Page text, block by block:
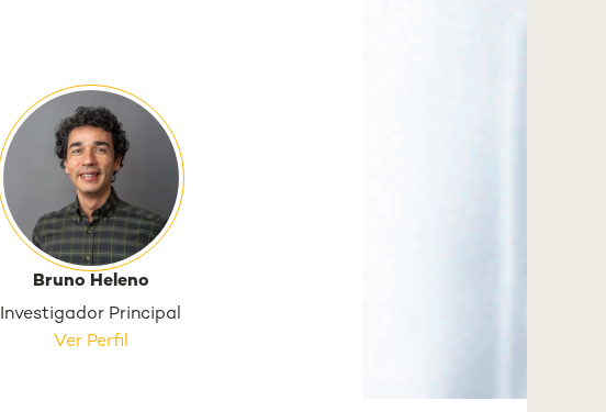
Bruno Heleno
Investigador Principal
Ver Perfil